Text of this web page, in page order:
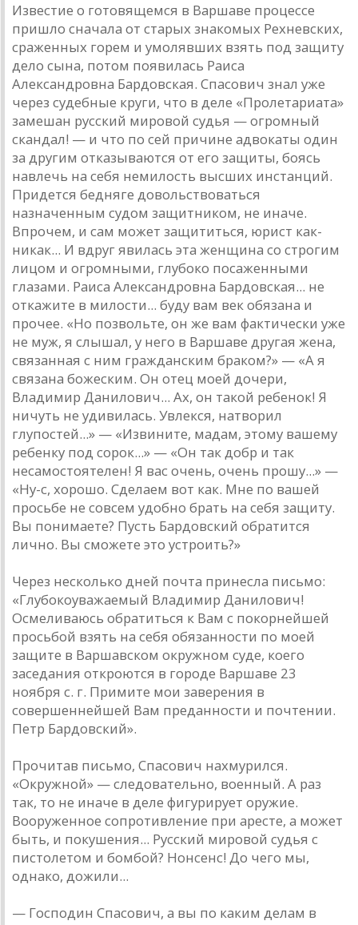
Известие о готовящемся в Варшаве процессе
пришло сначала от старых знакомых Рехневских,
сраженных горем и умолявших взять под защиту
дело сына, потом появилась Раиса
Александровна Бардовская. Спасович знал уже
через судебные круги, что в деле «Пролетариата»
замешан русский мировой судья — огромный
скандал! — и что по сей причине адвокаты один
за другим отказываются от его защиты, боясь
навлечь на себя немилость высших инстанций.
Придется бедняге довольствоваться
назначенным судом защитником, не иначе.
Впрочем, и сам может защититься, юрист как-
никак... И вдруг явилась эта женщина со строгим
лицом и огромными, глубоко посаженными
глазами. Раиса Александровна Бардовская... не
откажите в милости... буду вам век обязана и
прочее. «Но позвольте, он же вам фактически уже
не муж, я слышал, у него в Варшаве другая жена,
связанная с ним гражданским браком?» — «А я
связана божеским. Он отец моей дочери,
Владимир Данилович... Ах, он такой ребенок! Я
ничуть не удивилась. Увлекся, натворил
глупостей...» — «Извините, мадам, этому вашему
ребенку под сорок...» — «Он так добр и так
несамостоятелен! Я вас очень, очень прошу...» —
«Ну-с, хорошо. Сделаем вот как. Мне по вашей
просьбе не совсем удобно брать на себя защиту.
Вы понимаете? Пусть Бардовский обратится
лично. Вы сможете это устроить?»
Через несколько дней почта принесла письмо:
«Глубокоуважаемый Владимир Данилович!
Осмеливаюсь обратиться к Вам с покорнейшей
просьбой взять на себя обязанности по моей
защите в Варшавском окружном суде, коего
заседания откроются в городе Варшаве 23
ноября с. г. Примите мои заверения в
совершеннейшей Вам преданности и почтении.
Петр Бардовский».
Прочитав письмо, Спасович нахмурился.
«Окружной» — следовательно, военный. А раз
так, то не иначе в деле фигурирует оружие.
Вооруженное сопротивление при аресте, а может
быть, и покушения... Русский мировой судья с
пистолетом и бомбой? Нонсенс! До чего мы,
однако, дожили...
— Господин Спасович, а вы по каким делам в